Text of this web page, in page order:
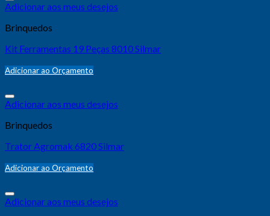
Adicionar aos meus desejos
Brinquedos
Kit Ferramentas 19 Peças 8010 Silmar
Adicionar ao Orçamento
Adicionar aos meus desejos
Brinquedos
Trator Agromak 6820 Silmar
Adicionar ao Orçamento
Adicionar aos meus desejos